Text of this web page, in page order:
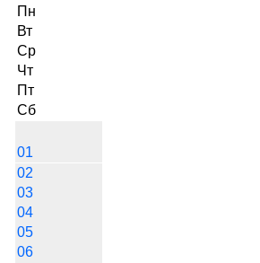
Пн
Вт
Ср
Чт
Пт
Сб
01
02
03
04
05
06